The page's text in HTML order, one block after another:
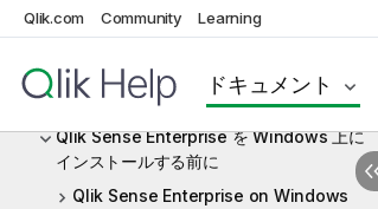
Qlik.com Community Learning
ドキュメント
インストール ファイルのダウンロード
Qlik Sense Enterprise を Windows 上に
インストールする前に
Qlik Sense Enterprise on Windows